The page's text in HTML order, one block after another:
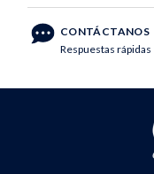
CONTÁCTANOS
Respuestas rápidas